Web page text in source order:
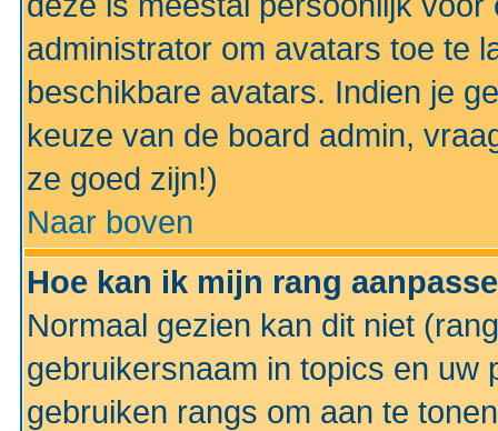
administrator om avatars toe te
beschikbare avatars. Indien je
keuze van de board admin,
ze goed zijn!)
Naar boven
Hoe kan ik mijn rang
Normaal gezien kan dit niet
gebruikersnaam in topics en uw
gebruiken rangs om aan te